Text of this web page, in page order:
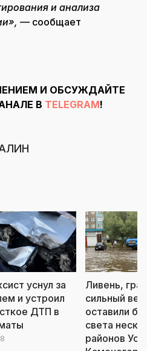
и анализа
— сообщает
И ОБСУЖДАЙТЕ
В TELEGRAM!
уснул за
и устроил
ДТП в
Ливень,
сильный
оставили
света
районов